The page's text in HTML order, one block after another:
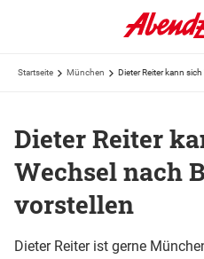
Startseite München Dieter Reiter kann
Dieter Reiter
Wechsel nach
vorstellen
Dieter Reiter ist gerne